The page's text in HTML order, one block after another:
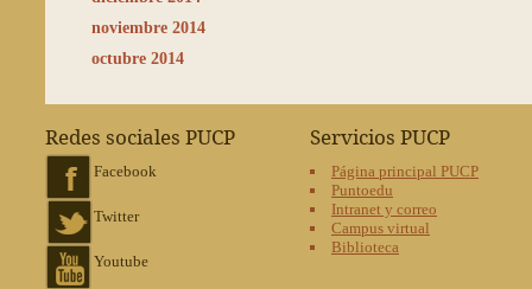
noviembre 2014
octubre 2014
Redes sociales PUCP
Facebook
Twitter
Youtube
Servicios PUCP
Página principal PUCP
Puntoedu
Intranet y correo
Campus virtual
Biblioteca